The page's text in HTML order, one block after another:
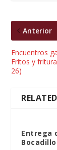
Anterior
Encuentros
Fritos y
26)
Entrega